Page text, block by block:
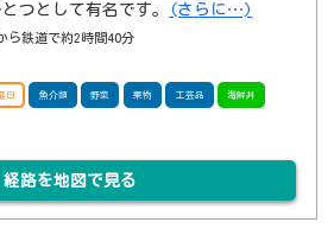
つとして有名です。
(さらに…)
ら鉄道で約2時間40分
日 魚介類 野菜 果物 工芸品 海鮮丼
経路を地図で見る